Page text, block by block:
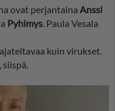
ovat perjantaina Anssi
Pyhimys. Paula Vesala
kuin virukset.